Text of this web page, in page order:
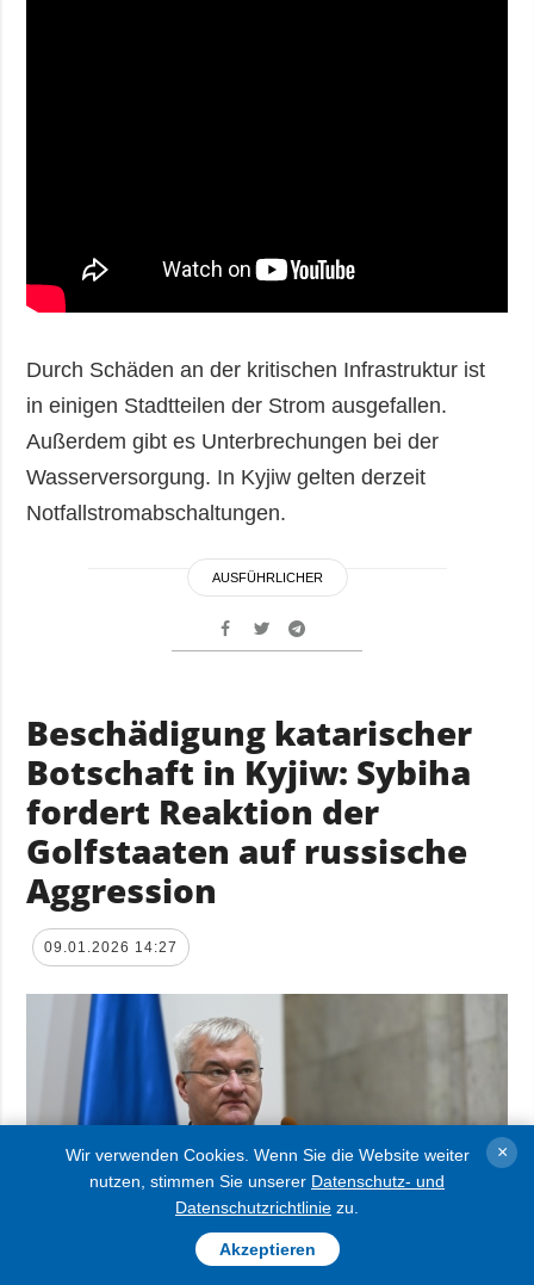
Durch Schäden an der kritischen Infrastruktur ist
in einigen Stadtteilen der Strom ausgefallen.
Außerdem gibt es Unterbrechungen bei der
Wasserversorgung. In Kyjiw gelten derzeit
Notfallstromabschaltungen.
AUSFÜHRLICHER
Beschädigung katarischer
Botschaft in Kyjiw: Sybiha
fordert Reaktion der
Golfstaaten auf russische
Aggression
09.01.2026 14:27
Wir verwenden Cookies. Wenn Sie die Website weiter
nutzen, stimmen Sie unserer Datenschutz- und
Datenschutzrichtlinie zu.
Akzeptieren
×